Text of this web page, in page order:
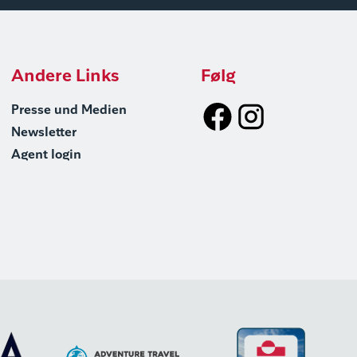
Andere Links
Presse und Medien
Newsletter
Agent login
Følg